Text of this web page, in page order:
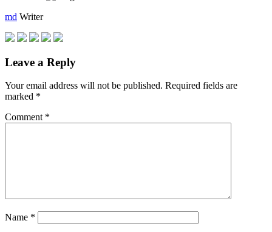
md Writer
Leave a Reply
Your email address will not be published. Required fields are
marked *
Comment *
Name *